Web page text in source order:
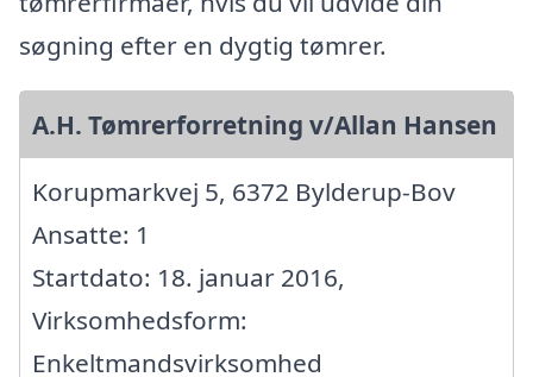
søgning efter en dygtig tømrer.
A.H. Tømrerforretning v/Allan Hansen
Korupmarkvej 5, 6372 Bylderup-Bov
Ansatte: 1
Startdato: 18. januar 2016,
Virksomhedsform:
Enkeltmandsvirksomhed